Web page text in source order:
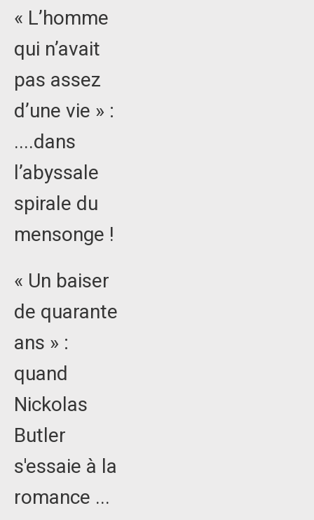
« L’homme
qui n’avait
pas assez
d’une vie » :
....dans
l’abyssale
spirale du
mensonge !
« Un baiser
de quarante
ans » :
quand
Nickolas
Butler
s'essaie à la
romance ...